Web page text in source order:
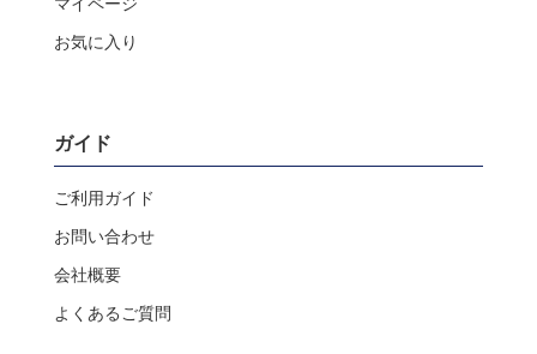
マイページ
お気に入り
ガイド
ご利用ガイド
お問い合わせ
会社概要
よくあるご質問